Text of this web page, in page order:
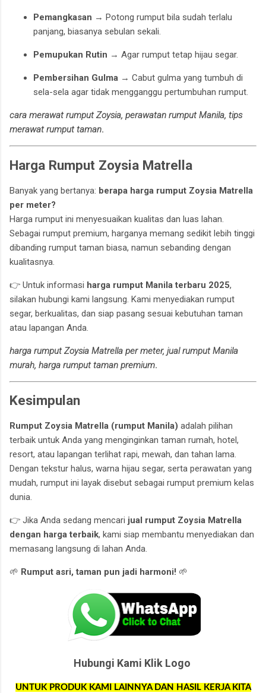
Pemangkasan → Potong rumput bila sudah terlalu
panjang, biasanya sebulan sekali.
Pemupukan Rutin → Agar rumput tetap hijau segar.
Pembersihan Gulma → Cabut gulma yang tumbuh di
sela-sela agar tidak mengganggu pertumbuhan rumput.
cara merawat rumput Zoysia, perawatan rumput Manila, tips
merawat rumput taman.
Harga Rumput Zoysia Matrella
Banyak yang bertanya: berapa harga rumput Zoysia Matrella
per meter?
Harga rumput ini menyesuaikan kualitas dan luas lahan.
Sebagai rumput premium, harganya memang sedikit lebih tinggi
dibanding rumput taman biasa, namun sebanding dengan
kualitasnya.
👉 Untuk informasi harga rumput Manila terbaru 2025,
silakan hubungi kami langsung. Kami menyediakan rumput
segar, berkualitas, dan siap pasang sesuai kebutuhan taman
atau lapangan Anda.
harga rumput Zoysia Matrella per meter, jual rumput Manila
murah, harga rumput taman premium.
Kesimpulan
Rumput Zoysia Matrella (rumput Manila) adalah pilihan
terbaik untuk Anda yang menginginkan taman rumah, hotel,
resort, atau lapangan terlihat rapi, mewah, dan tahan lama.
Dengan tekstur halus, warna hijau segar, serta perawatan yang
mudah, rumput ini layak disebut sebagai rumput premium kelas
dunia.
👉 Jika Anda sedang mencari jual rumput Zoysia Matrella
dengan harga terbaik, kami siap membantu menyediakan dan
memasang langsung di lahan Anda.
🌱 Rumput asri, taman pun jadi harmoni! 🌱
Hubungi Kami Klik Logo
UNTUK PRODUK KAMI LAINNYA DAN HASIL KERJA KITA